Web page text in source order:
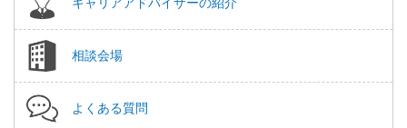
相談会場
よくある質問